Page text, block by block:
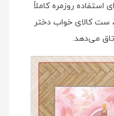
روزمره کاملاً
ست کالای خواب دختر
می‌دهد.